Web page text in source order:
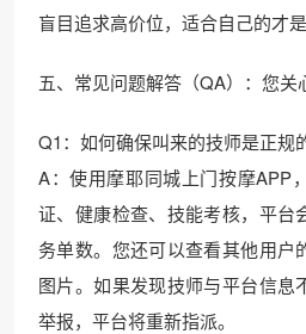
盲目追求高价位，适合自己的才是
五、常见问题解答（QA）：您关
Q1：如何确保叫来的技师是正规
A：使用摩耶同城上门按摩APP
证、健康检查、技能考核，平台
务单数。您还可以查看其他用户
图片。如果发现技师与平台信息
举报，平台将重新指派。